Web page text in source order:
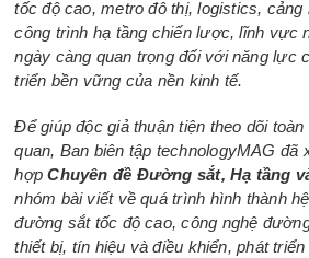
tốc độ cao, metro đô thị, logistics,
công trình hạ tầng chiến lược, lĩnh vực
ngày càng quan trọng đối với năng lực
triển bền vững của nền kinh tế.
Để giúp độc giả thuận tiện theo dõi
quan, Ban biên tập technologyMAG đã
hợpChuyên đề Đường sắt, Hạ tầng
nhóm bài viết về quá trình hình thành
đường sắt tốc độ cao, công nghệ
thiết bị, tín hiệu và điều khiển, phát